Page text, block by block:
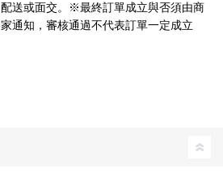
配送或面交。※最終訂單成立與否須由商
家通知，審核通過不代表訂單一定成立